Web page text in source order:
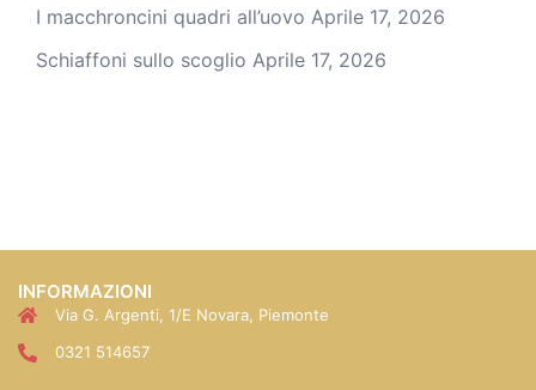
I macchroncini quadri all’uovo Aprile 17, 2026
Schiaffoni sullo scoglio Aprile 17, 2026
INFORMAZIONI
Via G. Argenti, 1/E Novara, Piemonte
0321 514657